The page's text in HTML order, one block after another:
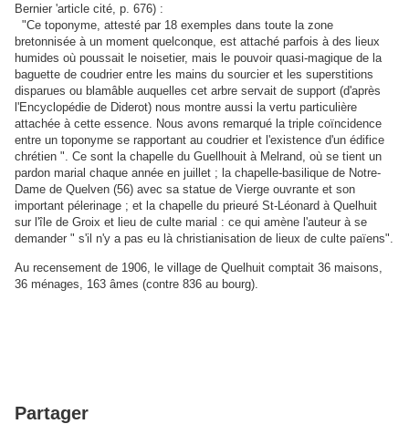
Bernier 'article cité, p. 676) :
"Ce toponyme, attesté par 18 exemples dans toute la zone
bretonnisée à un moment quelconque, est attaché parfois à des lieux
humides où poussait le noisetier, mais le pouvoir quasi-magique de la
baguette de coudrier entre les mains du sourcier et les superstitions
disparues ou blamâble auquelles cet arbre servait de support (d'après
l'Encyclopédie de Diderot) nous montre aussi la vertu particulière
attachée à cette essence. Nous avons remarqué la triple coïncidence
entre un toponyme se rapportant au coudrier et l'existence d'un édifice
chrétien ". Ce sont la chapelle du Guellhouit à Melrand, où se tient un
pardon marial chaque année en juillet ; la chapelle-basilique de Notre-
Dame de Quelven (56) avec sa statue de Vierge ouvrante et son
important pélerinage ; et la chapelle du prieuré St-Léonard à Quelhuit
sur l'île de Groix et lieu de culte marial : ce qui amène l'auteur à se
demander " s'il n'y a pas eu là christianisation de lieux de culte païens".
Au recensement de 1906, le village de Quelhuit comptait 36 maisons,
36 ménages, 163 âmes (contre 836 au bourg).
Partager